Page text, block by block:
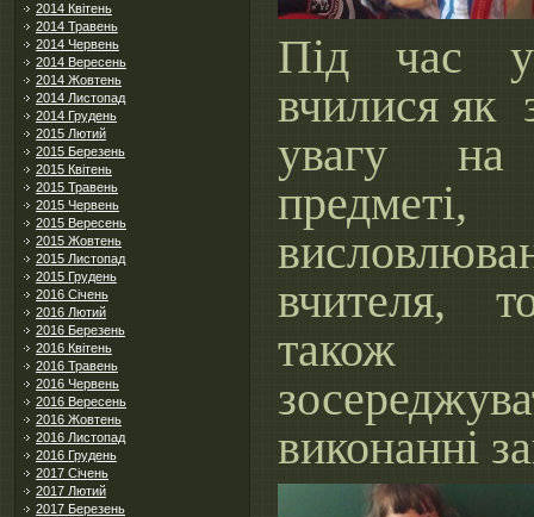
2014 Квітень
2014 Травень
2014 Червень
2014 Вересень
2014 Жовтень
2014 Листопад
2014 Грудень
2015 Лютий
2015 Березень
2015 Квітень
2015 Травень
2015 Червень
2015 Вересень
2015 Жовтень
2015 Листопад
2015 Грудень
2016 Січень
2016 Лютий
2016 Березень
2016 Квітень
2016 Травень
2016 Червень
2016 Вересень
2016 Жовтень
2016 Листопад
2016 Грудень
2017 Січень
2017 Лютий
2017 Березень
Під час
вчилися як
увагу на
предметі,
вчителя,
також
виконанні